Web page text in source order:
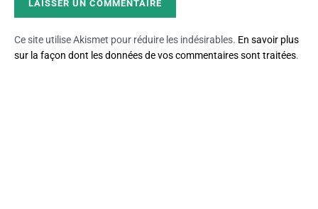
Ce site utilise Akismet pour réduire les indésirables. En savoir plus
sur la façon dont les données de vos commentaires sont traitées.